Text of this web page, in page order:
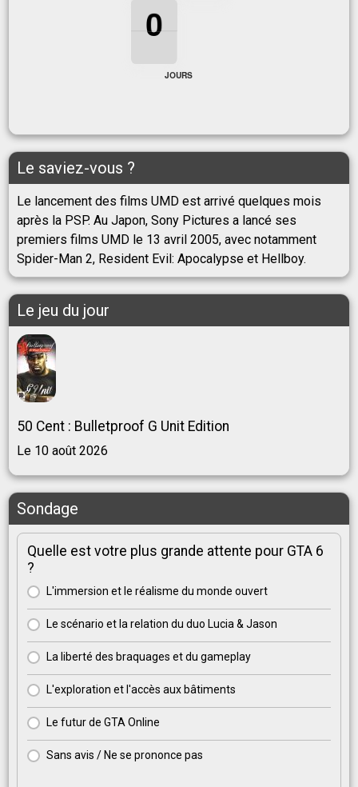
0
0
0
0
JOURS
Le saviez-vous ?
Le lancement des films UMD est arrivé quelques mois
après la PSP. Au Japon, Sony Pictures a lancé ses
premiers films UMD le 13 avril 2005, avec notamment
Spider-Man 2, Resident Evil: Apocalypse et Hellboy.
Le jeu du jour
50 Cent : Bulletproof G Unit Edition
Le 10 août 2026
Sondage
Quelle est votre plus grande attente pour GTA 6
?
L'immersion et le réalisme du monde ouvert
Le scénario et la relation du duo Lucia & Jason
La liberté des braquages et du gameplay
L'exploration et l'accès aux bâtiments
Le futur de GTA Online
Sans avis / Ne se prononce pas